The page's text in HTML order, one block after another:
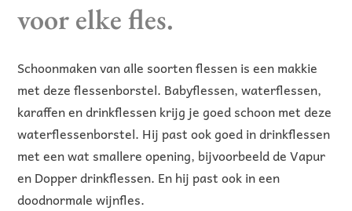
voor elke fles.
Schoonmaken van alle soorten flessen is een makkie
met deze flessenborstel. Babyflessen, waterflessen,
karaffen en drinkflessen krijg je goed schoon met deze
waterflessenborstel. Hij past ook goed in drinkflessen
met een wat smallere opening, bijvoorbeeld de Vapur
en Dopper drinkflessen. En hij past ook in een
doodnormale wijnfles.